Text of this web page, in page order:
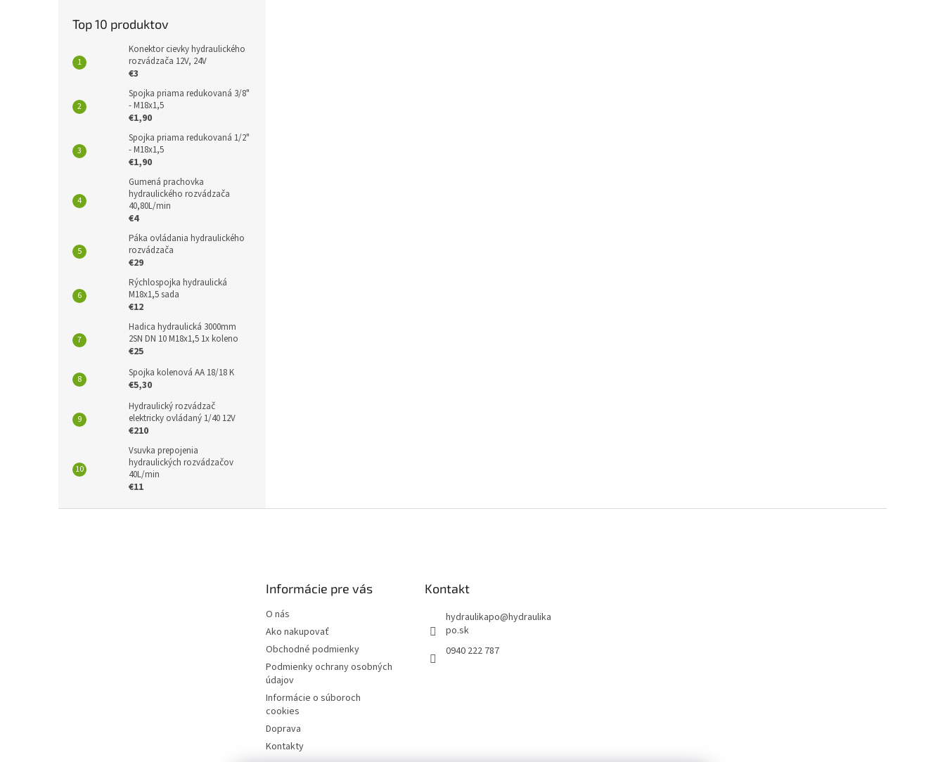
Top 10 produktov
Konektor cievky hydraulického
rozvádzača 12V, 24V
€3
Spojka priama redukovaná 3/8"
- M18x1,5
€1,90
Spojka priama redukovaná 1/2"
- M18x1,5
€1,90
Gumená prachovka
hydraulického rozvádzača
40,80L/min
€4
Páka ovládania hydraulického
rozvádzača
€29
Rýchlospojka hydraulická
M18x1,5 sada
€12
Hadica hydraulická 3000mm
2SN DN 10 M18x1,5 1x koleno
€25
Spojka kolenová AA 18/18 K
€5,30
Hydraulický rozvádzač
elektricky ovládaný 1/40 12V
€210
Vsuvka prepojenia
hydraulických rozvádzačov
40L/min
€11
Informácie pre vás
O nás
Ako nakupovať
Obchodné podmienky
Podmienky ochrany osobných
údajov
Informácie o súboroch
cookies
Doprava
Kontakty
Kontakt
hydraulikapo@hydraulika
po.sk
0940 222 787